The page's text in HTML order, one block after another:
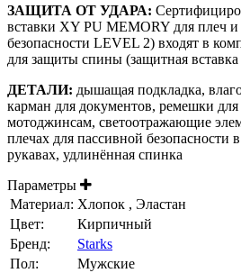
ЗАЩИТА ОТ УДАРА:
вставки XY PU MEMORY для плеч и
безопасности LEVEL 2) входят в
для защиты спины (защитная
ДЕТАЛИ: дышащая подкладка,
карман для документов, ремешки
мотоджинсам, светоотражающие
плечах для пассивной безопасности
рукавах, удлинённая спинка
Параметры
Материал: Хлопок , Эластан
Цвет:
Кирпичный
Бренд:
Starks
Пол:
Мужские